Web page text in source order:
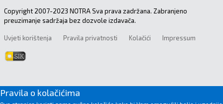
Copyright 2007-2023 NOTRA Sva prava zadržana. Zabranjeno
preuzimanje sadržaja bez dozvole izdavača.
Uvjeti korištenja Pravila privatnosti Kolačići Impressum
Pravila o kolačićima